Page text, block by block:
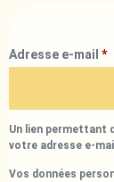
Adresse e-mail *
Un lien permettant
votre adresse e-
Vos données